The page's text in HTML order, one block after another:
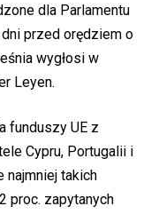
dla Parlamentu
przed orędziem o
wygłosi w
Leyen.
funduszy UE z
Cypru, Portugalii i
najmniej takich
proc. zapytanych